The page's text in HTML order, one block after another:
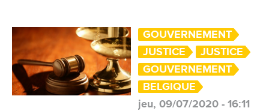
GOUVERNEMENT
JUSTICE
JUSTICE
GOUVERNEMENT
BELGIQUE
jeu, 09/07/2020 - 16:11